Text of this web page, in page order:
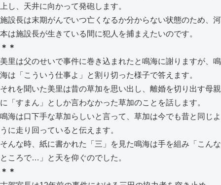
上し、天井に向かって発砲します。
施設長は末期がんでいつ亡くなるか分からない状態のため、河
本は施設長が生きている間に犯人を捕まえたいのです。
＊＊
美里は父のせいで事件に巻き込まれたと鳴海に謝りますが、鳴
海は「こういう仕事よ」と割り切った様子で答えます。
それを聞いた美里は昔の草加を思い出し、離婚を切り出す母親
に「すまん」としか言わなかった草加のことを話します。
鳴海は口下手な草加らしいと言って、草加は今でも昔と同じよ
うに走り回っていると伝えます。
そんな時、紙に書かれた「三」を見た鳴海は手を組み「こんな
ところで…」と天を仰ぐのでした。
＊＊